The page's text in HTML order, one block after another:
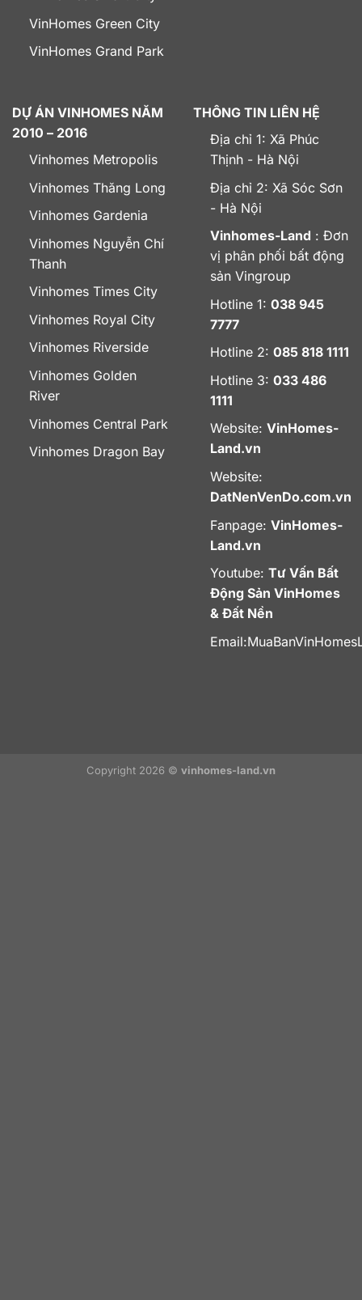
VinHomes Green City
VinHomes Grand Park
DỰ ÁN VINHOMES NĂM
2010 – 2016
Vinhomes Metropolis
Vinhomes Thăng Long
Vinhomes Gardenia
Vinhomes Nguyễn Chí
Thanh
Vinhomes Times City
Vinhomes Royal City
Vinhomes Riverside
Vinhomes Golden
River
Vinhomes Central Park
Vinhomes Dragon Bay
THÔNG TIN LIÊN HỆ
Địa chỉ 1: Xã Phúc
Thịnh - Hà Nội
Địa chỉ 2: Xã Sóc Sơn
- Hà Nội
Vinhomes-Land : Đơn
vị phân phối bất động
sản Vingroup
Hotline 1: 038 945
7777
Hotline 2: 085 818 1111
Hotline 3: 033 486
1111
Website: VinHomes-
Land.vn
Website:
DatNenVenDo.com.vn
Fanpage: VinHomes-
Land.vn
Youtube: Tư Vấn Bất
Động Sản VinHomes
& Đất Nền
Email:
Copyright 2026 © vinhomes-land.vn